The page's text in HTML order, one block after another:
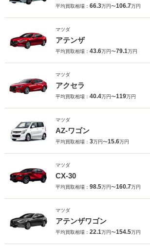
平均買取相場： 66.3万円〜106.7万円
マツダ
アテンザ
平均買取相場： 43.6万円〜79.1万円
マツダ
アクセラ
平均買取相場： 40.4万円〜119万円
マツダ
AZ-ワゴン
平均買取相場： 3万円〜15.6万円
マツダ
CX-30
平均買取相場： 98.5万円〜160.7万円
マツダ
アテンザワゴン
平均買取相場： 22.1万円〜154.5万円